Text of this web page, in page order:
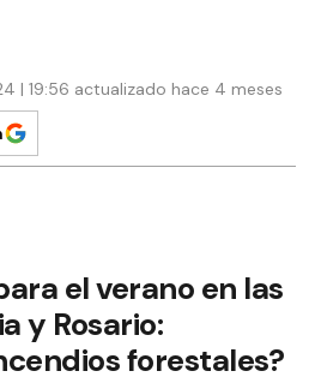
| 19:56 actualizado hace 4 meses
el verano en las
y Rosario:
forestales?